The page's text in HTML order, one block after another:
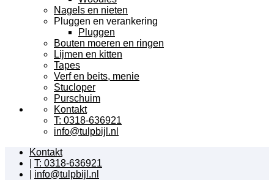
Nagels en nieten
Pluggen en verankering
Pluggen
Bouten moeren en ringen
Lijmen en kitten
Tapes
Verf en beits, menie
Stucloper
Purschuim
Kontakt
T: 0318-636921
info@tulpbijl.nl
Kontakt
T: 0318-636921
info@tulpbijl.nl